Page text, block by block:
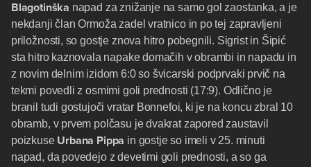
Blagotinška napad za znižanje na samo gol zaostanka, a je
nekdanji član Ormoža zadel vratnico in po tej zapravljeni
priložnosti, so gostje znova hitro pobegnili. Sigrist in Šipić
sta hitro kaznovala napake domačih v obrambi in napadu in
z novim delnim izidom 6:0 so švicarski podprvaki prvič na
tekmi povedli z osmimi goli prednosti (17:9). Odlično je
branil tudi gostujoči vratar Bonnefoi, ki je na koncu zbral 10
obramb, v prvem polčasu je dvakrat zapored zaustavil
poizkuse Urbana Pippa in gostje so imeli v 25. minuti
napad, da povedejo z devetimi goli prednosti, a so ga